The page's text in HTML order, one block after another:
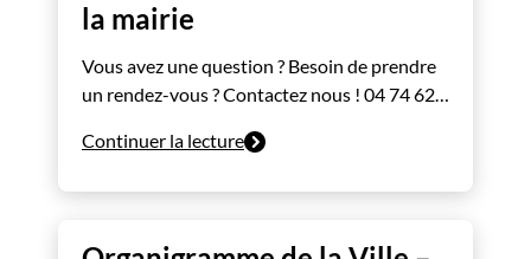
la mairie
Vous avez une question ? Besoin de prendre
un rendez-vous ? Contactez nous ! 04 74 62…
Continuer la lecture